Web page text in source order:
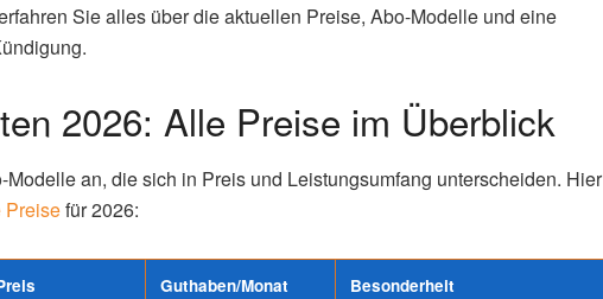
Sie alles über die aktuellen Preise, Abo-Modelle und eine
2026: Alle Preise im Überblick
an, die sich in Preis und Leistungsumfang unterscheiden. Hier
Preisefür 2026:
Guthaben/Monat Besonderheit